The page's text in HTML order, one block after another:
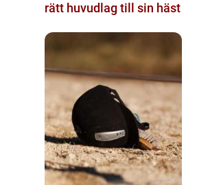
rätt huvudlag till sin häst